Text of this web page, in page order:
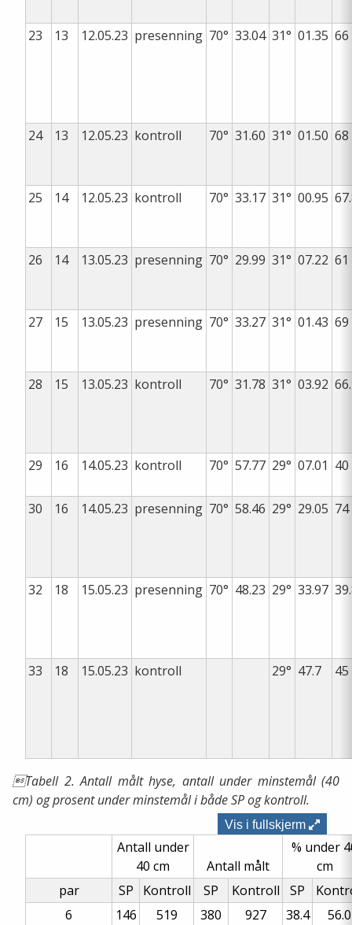
23 13 12.05.23 presenning 70° 33.04 31° 01.35 66
24 13 12.05.23 kontroll 70° 31.60 31° 01.50 68
25 14 12.05.23 kontroll 70° 33.17 31° 00.95
26 14 13.05.23 presenning 70° 29.99 31° 07.22 61
27 15 13.05.23 presenning 70° 33.27 31° 01.43 69
28 15 13.05.23 kontroll 70° 31.78 31° 03.92
29 16 14.05.23 kontroll 70° 57.77 29° 07.01 40
30 16 14.05.23 presenning 70° 58.46 29° 29.05 74
32 18 15.05.23 presenning 70° 48.23 29° 33.97
33 18 15.05.23 kontroll 29° 47.7 45
Tabell 2. Antall målt hyse, antall under minstemål (40
cm) og prosent under minstemål i både SP og kontroll.
Vis i fullskjerm
Antall under
40 cm
Antall målt
% under
cm
par
SP Kontroll SP Kontroll SP
6
146 519 380 927 38.4 56.0